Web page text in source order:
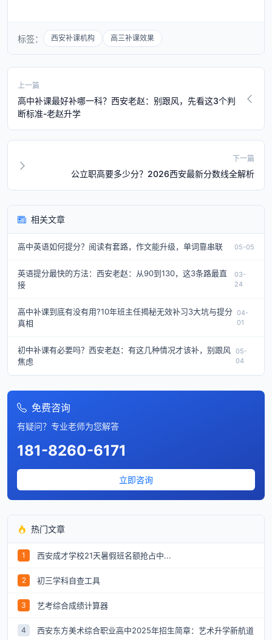
标签： 西安补课机构 高三补课效果
上一篇
高中补课最好补哪一科？西安老赵：别跟风，先看这3个判
断标准-老赵升学
下一篇
公立职高要多少分？2026西安最新分数线全解析
相关文章
高中英语如何提分？阅读有套路，作文能升级，单词靠串联 05-05
英语提分最快的方法：西安老赵：从90到130，这3条路最直
接
03-
24
高中补课到底有没有用?10年班主任揭秘无效补习3大坑与提分
真相
04-
01
初中补课有必要吗？西安老赵：有这几种情况才该补，别跟风
焦虑
05-
04
免费咨询
有疑问？专业老师为您解答
181-8260-6171
立即咨询
热门文章
1 西安成才学校21天暑假班名额抢占中...
2 初三学科自查工具
3 艺考综合成绩计算器
4 西安东方美术综合职业高中2025年招生简章：艺术升学新航道